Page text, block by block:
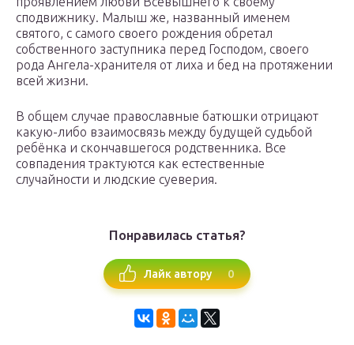
сподвижнику. Малыш же, названный именем
святого, с самого своего рождения обретал
собственного заступника перед Господом, своего
рода Ангела-хранителя от лиха и бед на протяжении
всей жизни.
В общем случае православные батюшки отрицают
какую-либо взаимосвязь между будущей судьбой
ребёнка и скончавшегося родственника. Все
совпадения трактуются как естественные
случайности и людские суеверия.
Понравилась статья?
Лайк автору 0